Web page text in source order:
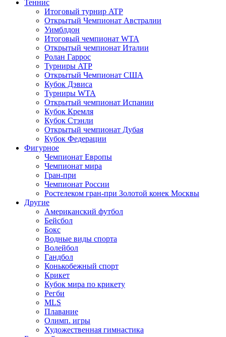
Теннис
Итоговый турнир ATP
Открытый Чемпионат Австралии
Уимблдон
Итоговый чемпионат WTA
Открытый чемпионат Италии
Ролан Гаррос
Турниры ATP
Открытый Чемпионат США
Кубок Дэвиса
Турниры WTA
Открытый чемпионат Испании
Кубок Кремля
Кубок Стэнли
Открытый чемпионат Дубая
Кубок Федерации
Фигурное
Чемпионат Европы
Чемпионат мира
Гран-при
Чемпионат России
Ростелеком гран-при Золотой конек Москвы
Другие
Американский футбол
Бейсбол
Бокс
Водные виды спорта
Волейбол
Гандбол
Конькобежный спорт
Крикет
Кубок мира по крикету
Регби
MLS
Плавание
Олимп. игры
Художественная гимнастика